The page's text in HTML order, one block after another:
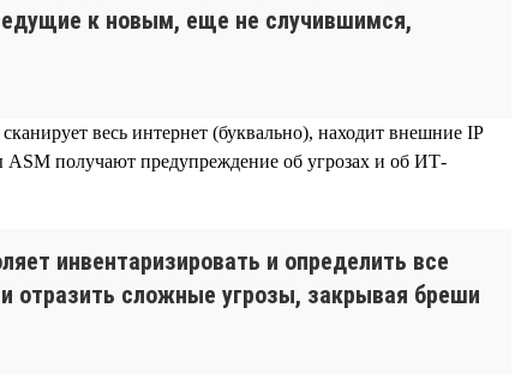
к новым, еще не случившимся,
весь интернет (буквально), находит внешние IP
получают предупреждение об угрозах и об ИТ-
инвентаризировать и определить все
отразить сложные угрозы, закрывая бреши